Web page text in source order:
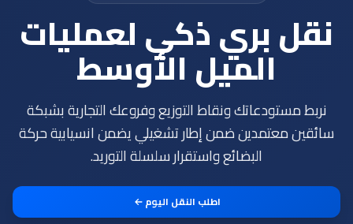
نقل بري ذكي لعمليات
الميل الأوسط
نربط مستودعاتك ونقاط التوزيع وفروعك التجارية بشبكة
سائقين معتمدين ضمن إطار تشغيلي يضمن انسيابية حركة
البضائع واستقرار سلسلة التوريد.
اطلب النقل اليوم